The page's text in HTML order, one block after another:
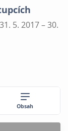
5. 2017 – 30.
Obsah